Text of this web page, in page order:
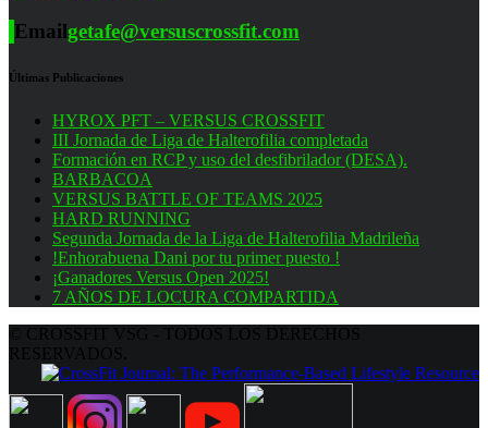
Emailgetafe@versuscrossfit.com
Últimas Publicaciones
HYROX PFT – VERSUS CROSSFIT
III Jornada de Liga de Halterofilia completada
Formación en RCP y uso del desfibrilador (DESA).
BARBACOA
VERSUS BATTLE OF TEAMS 2025
HARD RUNNING
Segunda Jornada de la Liga de Halterofilia Madrileña
!Enhorabuena Dani por tu primer puesto !
¡Ganadores Versus Open 2025!
7 AÑOS DE LOCURA COMPARTIDA